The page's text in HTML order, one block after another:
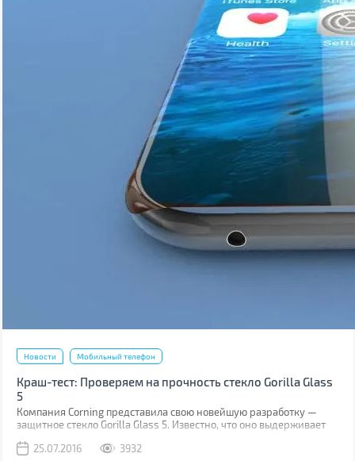
Новости Мобильный телефон
Краш-тест: Проверяем на прочность стекло Gorilla Glass
5
Компания Corning представила свою новейшую разработку —
защитное стекло Gorilla Glass 5. Известно, что оно выдерживает
Как правило, большинство из них происходит при фотосессиях
25.07.2016 3932